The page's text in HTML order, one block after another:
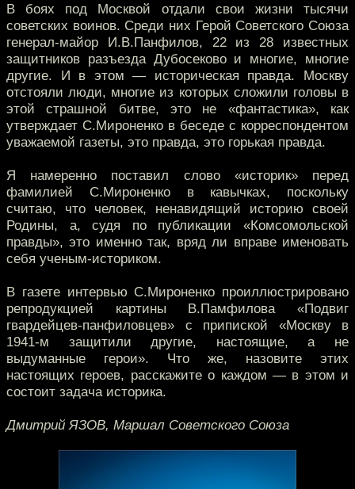
В боях под Москвой отдали свои жизни тысячи
советских воинов. Среди них Герой Советского Союза
генерал-майор И.В.Панфилов, 22 из 28 известных
защитников разъезда Дубосеково и многие, многие
другие. И в этом — историческая правда. Москву
отстояли люди, многие из которых сложили головы в
этой страшной битве, это не «фантастика», как
утверждает С.Мироненко в беседе с корреспондентом
уважаемой газеты, это правда, это горькая правда.
Я намеренно поставил слово «историк» перед
фамилией С.Мироненко в кавычках, поскольку
считаю, что человек, ненавидящий историю своей
Родины, а, судя по публикации «Комсомольской
правды», это именно так, вряд ли вправе именовать
себя ученым-историком.
В газете интервью С.Мироненко проиллюстрировано
репродукцией картины В.Памфилова «Подвиг
гвардейцев-панфиловцев» с припиской «Москву в
1941-м защитили другие, настоящие, а не
выдуманные герои». Что же, назовите этих
настоящих героев, расскажите о каждом — в этом и
состоит задача историка.
Дмитрий ЯЗОВ, Маршал Советского Союза